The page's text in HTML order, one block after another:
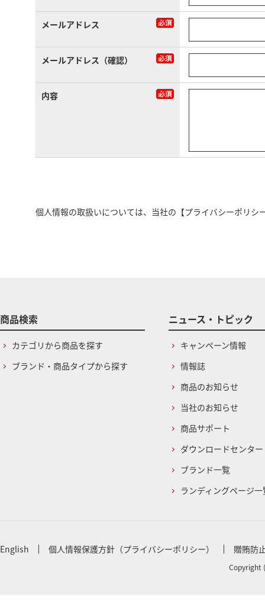
メールアドレス
メールアドレス（確認）
内容
個人情報の取扱いについては、当社の 【プライバシーポリシ
商品検索
カテゴリから商品を探す
ブランド・商品タイプから探す
ニュース・トピック
キャンペーン情報
情報誌
商品のお知らせ
当社のお知らせ
商品サポート
ダウンロードセンター
ブランド一覧
ランディングページ一
English 個人情報保護方針（プライバシーポリシー） 贈賄防
Copyright